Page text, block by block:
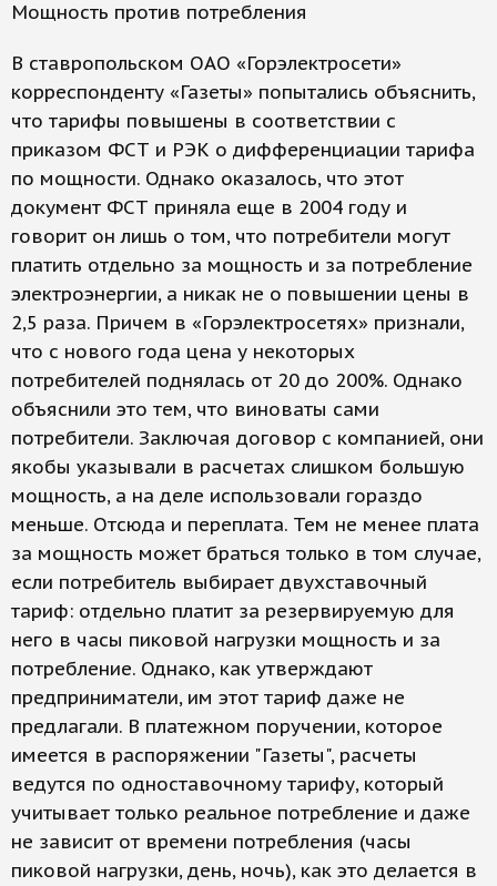
Мощность против потребления
В ставропольском ОАО «Горэлектросети»
корреспонденту «Газеты» попытались объяснить,
что тарифы повышены в соответствии с
приказом ФСТ и РЭК о дифференциации тарифа
по мощности. Однако оказалось, что этот
документ ФСТ приняла еще в 2004 году и
говорит он лишь о том, что потребители могут
платить отдельно за мощность и за потребление
электроэнергии, а никак не о повышении цены в
2,5 раза. Причем в «Горэлектросетях» признали,
что с нового года цена у некоторых
потребителей поднялась от 20 до 200%. Однако
объяснили это тем, что виноваты сами
потребители. Заключая договор с компанией, они
якобы указывали в расчетах слишком большую
мощность, а на деле использовали гораздо
меньше. Отсюда и переплата. Тем не менее плата
за мощность может браться только в том случае,
если потребитель выбирает двухставочный
тариф: отдельно платит за резервируемую для
него в часы пиковой нагрузки мощность и за
потребление. Однако, как утверждают
предприниматели, им этот тариф даже не
предлагали. В платежном поручении, которое
имеется в распоряжении "Газеты", расчеты
ведутся по одноставочному тарифу, который
учитывает только реальное потребление и даже
не зависит от времени потребления (часы
пиковой нагрузки, день, ночь), как это делается в